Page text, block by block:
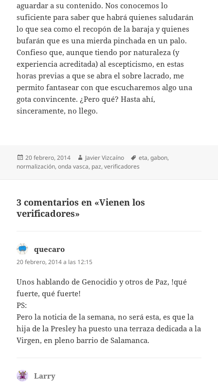
aguardar a su contenido. Nos conocemos lo
suficiente para saber que habrá quienes saludarán
lo que sea como el recopón de la baraja y quienes
bufarán que es una mierda pinchada en un palo.
Confieso que, aunque tiendo por naturaleza (y
experiencia acreditada) al escepticismo, en estas
horas previas a que se abra el sobre lacrado, me
permito fantasear con que escucharemos algo una
gota convincente. ¿Pero qué? Hasta ahí,
sinceramente, no llego.
Publicado
el
20 febrero, 2014 Autor
Javier Vizcaíno Etiquetas
eta,gabon,
normalización,onda vasca, paz,verificadores
3 comentarios en «Vienen los
verificadores»
quecaro
20 febrero, 2014 a las 12:15
Unos hablando de Genocidio y otros de Paz, !qué
fuerte, qué fuerte!
PS:
Pero la noticia de la semana, no será esta, es que la
hija de la Presley ha puesto una terraza dedicada a la
Virgen, en pleno barrio de Salamanca.
Larry